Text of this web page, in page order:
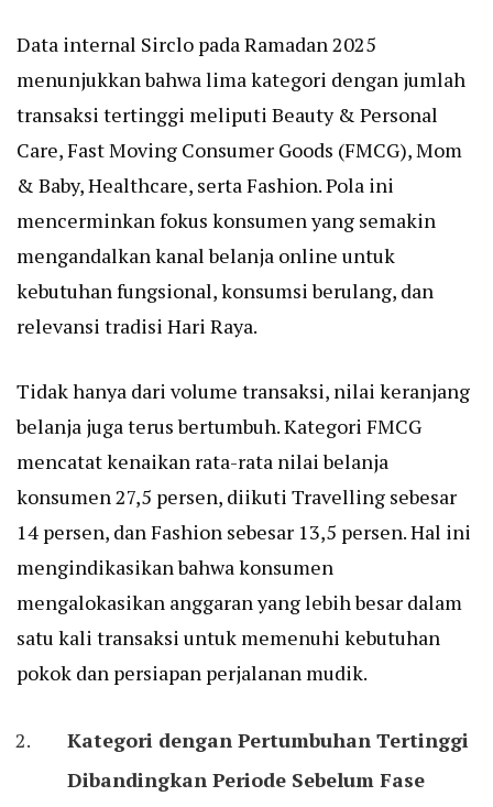
Data internal Sirclo pada Ramadan 2025
menunjukkan bahwa lima kategori dengan jumlah
transaksi tertinggi meliputi Beauty & Personal
Care, Fast Moving Consumer Goods (FMCG), Mom
& Baby, Healthcare, serta Fashion. Pola ini
mencerminkan fokus konsumen yang semakin
mengandalkan kanal belanja online untuk
kebutuhan fungsional, konsumsi berulang, dan
relevansi tradisi Hari Raya.
Tidak hanya dari volume transaksi, nilai keranjang
belanja juga terus bertumbuh. Kategori FMCG
mencatat kenaikan rata-rata nilai belanja
konsumen 27,5 persen, diikuti Travelling sebesar
14 persen, dan Fashion sebesar 13,5 persen. Hal ini
mengindikasikan bahwa konsumen
mengalokasikan anggaran yang lebih besar dalam
satu kali transaksi untuk memenuhi kebutuhan
pokok dan persiapan perjalanan mudik.
Kategori dengan Pertumbuhan Tertinggi
Dibandingkan Periode Sebelum Fase